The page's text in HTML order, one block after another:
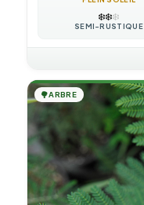
❄️❄️❄️
SEMI-RUSTIQUE
🌳ARBRE